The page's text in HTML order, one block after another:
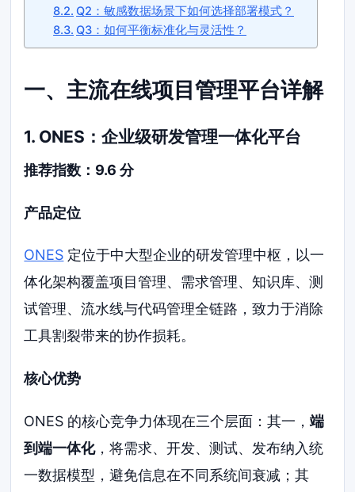
Q2：敏感数据场景下如何选择部署模式？
Q3：如何平衡标准化与灵活性？
一、主流在线项目管理平台详解
1. ONES：企业级研发管理一体化平台
推荐指数：9.6 分
产品定位
ONES 定位于中大型企业的研发管理中枢，以一
体化架构覆盖项目管理、需求管理、知识库、测
试管理、流水线与代码管理全链路，致力于消除
工具割裂带来的协作损耗。
核心优势
ONES 的核心竞争力体现在三个层面：其一，端
到端一体化，将需求、开发、测试、发布纳入统
一数据模型，避免信息在不同系统间衰减；其